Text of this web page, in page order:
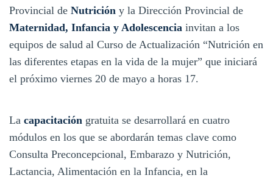
Provincial de Nutrición y la Dirección Provincial de
Maternidad, Infancia y Adolescencia invitan a los
equipos de salud al Curso de Actualización “Nutrición en
las diferentes etapas en la vida de la mujer” que iniciará
el próximo viernes 20 de mayo a horas 17.
La capacitación gratuita se desarrollará en cuatro
módulos en los que se abordarán temas clave como
Consulta Preconcepcional, Embarazo y Nutrición,
Lactancia, Alimentación en la Infancia, en la